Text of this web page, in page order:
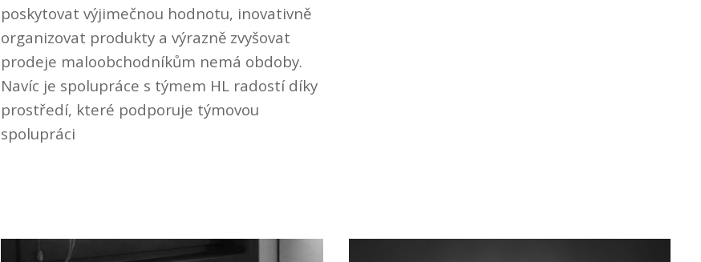
poskytovat výjimečnou hodnotu, inovativně
organizovat produkty a výrazně zvyšovat
prodeje maloobchodníkům nemá obdoby.
Navíc je spolupráce s týmem HL radostí díky
prostředí, které podporuje týmovou
spolupráci